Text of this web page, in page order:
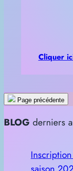
Cliquer
Page précédente
BLOG derniers